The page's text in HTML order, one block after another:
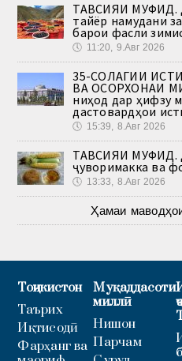
ТАВСИЯИ МУФИД.
тайёр намудани
барои фасли
🕔 11:20, 9.Авг 2026
35-СОЛАГИИ
ВА ОСОРХОНАИ
ниҳод дар ҳифзу
дастовардҳои
🕔 15:39, 8.Авг 2026
ТАВСИЯИ МУФИД.
ҷуворимакка ва
🕔 13:33, 8.Авг 2026
Ҳамаи
Тоҷикистон
Таърих
Иқтисодӣ
Фарҳанг ва
Муқаддасоти
миллӣ
Нишон
Парчам